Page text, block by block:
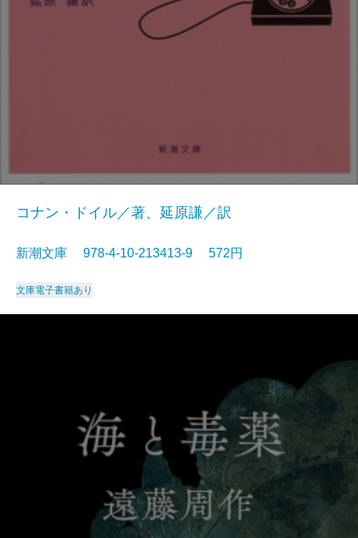
コナン・ドイル／著、延原謙／訳
新潮文庫 978-4-10-213413-9 572円
文庫電子書籍あり